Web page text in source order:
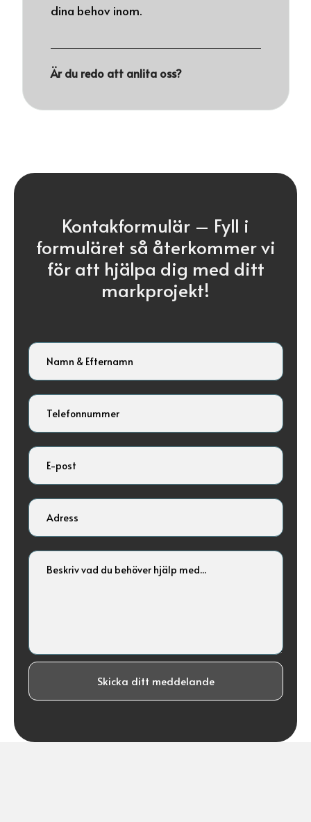
dina behov inom.
Är du redo att anlita oss?
Kontakformulär – Fyll i
formuläret så återkommer vi
för att hjälpa dig med ditt
markprojekt!
Skicka ditt meddelande